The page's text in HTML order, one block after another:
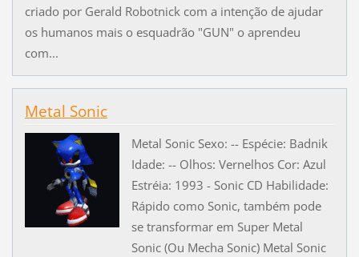
criado por Gerald Robotnick com a intenção de ajudar
os humanos mais o esquadrão "GUN" o aprendeu
com...
Metal Sonic
Metal Sonic Sexo: -- Espécie: Badnik
Idade: -- Olhos: Vernelhos Cor: Azul
Estréia: 1993 - Sonic CD Habilidade:
Rápido como Sonic, também pode
se transformar em Super Metal
Sonic (Ou Mecha Sonic) Metal Sonic